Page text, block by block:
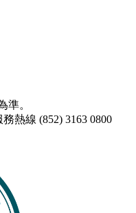
準。
熱線 (852) 3163 0800